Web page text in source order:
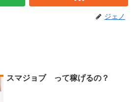
ジェノ
スマジョブ って稼げるの？